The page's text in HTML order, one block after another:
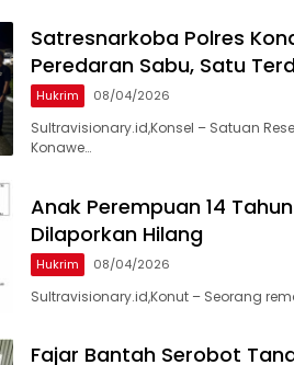
Satresnarkoba Polres
Peredaran Sabu, Satu
Hukrim 08/04/2026
Sultravisionary.id,Konsel – Satuan
Konawe…
Anak Perempuan 14
Dilaporkan Hilang
Hukrim 08/04/2026
Sultravisionary.id,Konut – Seorang
‎Fajar Bantah Serobot